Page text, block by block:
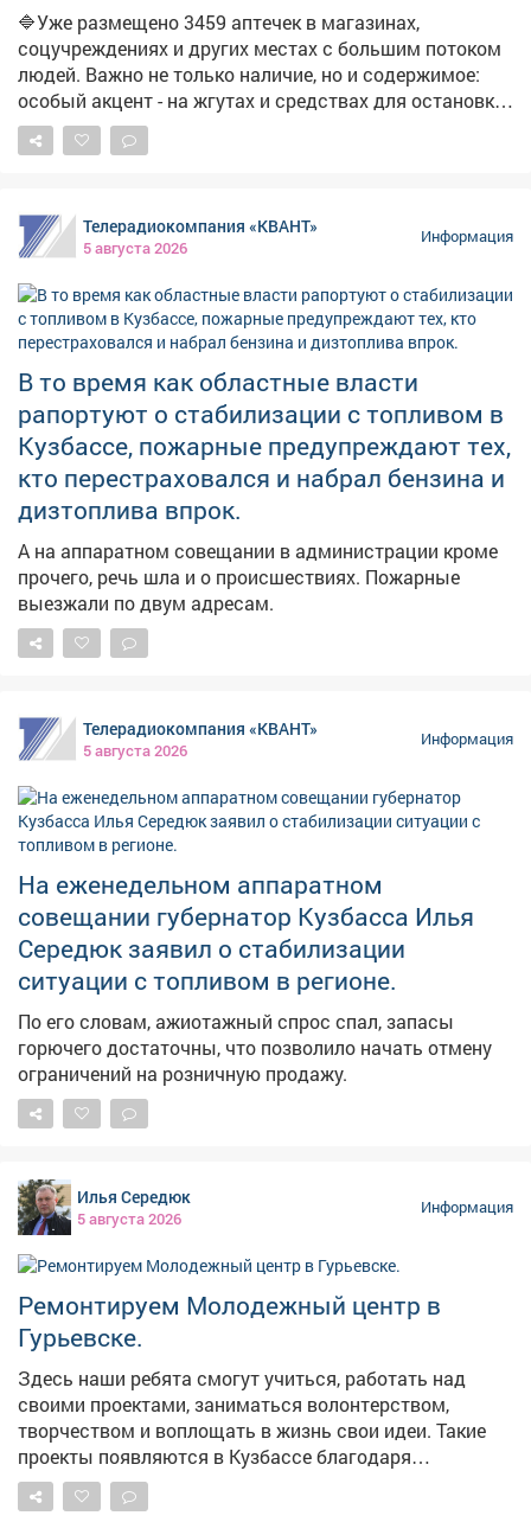
повысит долю работающих АЗС. Запас топлива для
уборочной кампании уже сформирован, утверждён
чёткий график поставок.
🔷Уже размещено 3459 аптечек в магазинах,
соцучреждениях и других местах с большим потоком
людей. Важно не только наличие, но и содержимое:
особый акцент - на жгутах и средствах для остановки
кровотечений. ➡️Параллельно продолжаем
мониторинг укрытий. На фото - укрытия в
Телерадиокомпания «КВАНТ»
5 августа 2026
Информация
В то время как областные власти
рапортуют о стабилизации с топливом в
Кузбассе, пожарные предупреждают тех,
кто перестраховался и набрал бензина и
дизтоплива впрок.
А на аппаратном совещании в администрации кроме
прочего, речь шла и о происшествиях. Пожарные
выезжали по двум адресам.
Телерадиокомпания «КВАНТ»
5 августа 2026
Информация
На еженедельном аппаратном
совещании губернатор Кузбасса Илья
Середюк заявил о стабилизации
ситуации с топливом в регионе.
По его словам, ажиотажный спрос спал, запасы
горючего достаточны, что позволило начать отмену
ограничений на розничную продажу.
Илья Середюк
5 августа 2026
Информация
Ремонтируем Молодежный центр в
Гурьевске.
Здесь наши ребята смогут учиться, работать над
своими проектами, заниматься волонтерством,
творчеством и воплощать в жизнь свои идеи. Такие
проекты появляются в Кузбассе благодаря
федеральной поддержке - в том числе национальному
проекту «Молодежь и дети». Мы работаем над тем,